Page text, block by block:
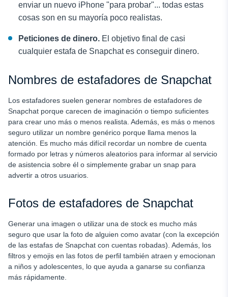
enviar un nuevo iPhone "para probar"... todas estas
cosas son en su mayoría poco realistas.
Peticiones de dinero. El objetivo final de casi
cualquier estafa de Snapchat es conseguir dinero.
Nombres de estafadores de Snapchat
Los estafadores suelen generar nombres de estafadores de
Snapchat porque carecen de imaginación o tiempo suficientes
para crear uno más o menos realista. Además, es más o menos
seguro utilizar un nombre genérico porque llama menos la
atención. Es mucho más difícil recordar un nombre de cuenta
formado por letras y números aleatorios para informar al servicio
de asistencia sobre él o simplemente grabar un snap para
advertir a otros usuarios.
Fotos de estafadores de Snapchat
Generar una imagen o utilizar una de stock es mucho más
seguro que usar la foto de alguien como avatar (con la excepción
de las estafas de Snapchat con cuentas robadas). Además, los
filtros y emojis en las fotos de perfil también atraen y emocionan
a niños y adolescentes, lo que ayuda a ganarse su confianza
más rápidamente.